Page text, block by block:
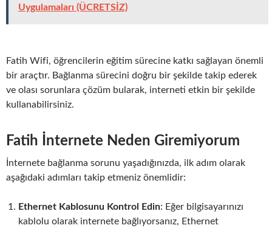
Uygulamaları (ÜCRETSİZ)
Fatih Wifi, öğrencilerin eğitim sürecine katkı sağlayan önemli
bir araçtır. Bağlanma sürecini doğru bir şekilde takip ederek
ve olası sorunlara çözüm bularak, interneti etkin bir şekilde
kullanabilirsiniz.
Fatih İnternete Neden Giremiyorum
İnternete bağlanma sorunu yaşadığınızda, ilk adım olarak
aşağıdaki adımları takip etmeniz önemlidir:
Ethernet Kablosunu Kontrol Edin: Eğer bilgisayarınızı
kablolu olarak internete bağlıyorsanız, Ethernet